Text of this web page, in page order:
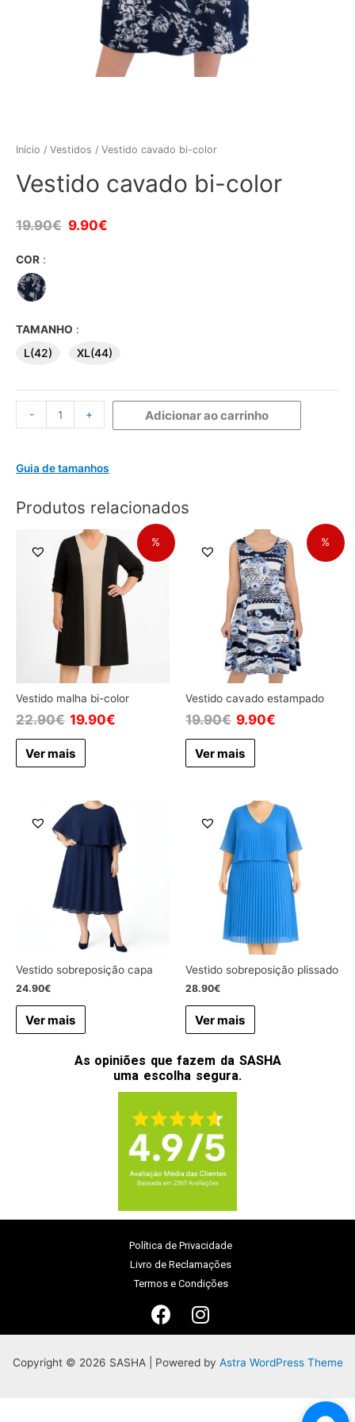
Início / Vestidos / Vestido cavado bi-color
Vestido cavado bi-color
19.90€ 9.90€
COR :
TAMANHO :
L(42) XL(44)
- + Adicionar ao carrinho
Guia de tamanhos
Produtos relacionados
%
Vestido malha bi-color
22.90€ 19.90€
Ver mais
%
Vestido cavado estampado
19.90€ 9.90€
Ver mais
Vestido sobreposição capa
24.90€
Ver mais
Vestido sobreposição plissado
28.90€
Ver mais
As opiniões que fazem da SASHA
uma escolha segura.
Política de Privacidade
Livro de Reclamações
Termos e Condições
Copyright © 2026 SASHA | Powered by Astra WordPress Theme